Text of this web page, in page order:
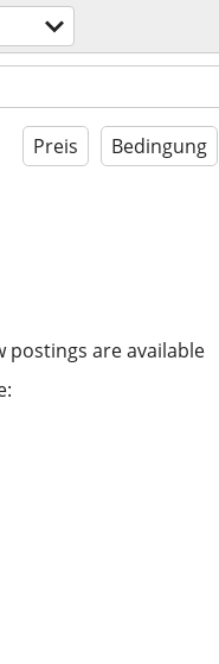
Preis Bedingung
are available